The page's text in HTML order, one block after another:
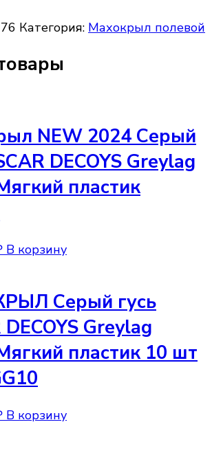
Категория: Махокрыл полевой
NEW 2024 Серый
DECOYS Greylag
пластик
В корзину
Серый гусь
DECOYS Greylag
пластик 10 шт
В корзину